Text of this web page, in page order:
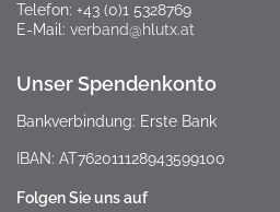
Telefon: +43 (0)1 5328769
E-Mail: verband@hlutx.at
Unser Spendenkonto
Bankverbindung: Erste Bank
IBAN: AT762011128943599100
Folgen Sie uns auf